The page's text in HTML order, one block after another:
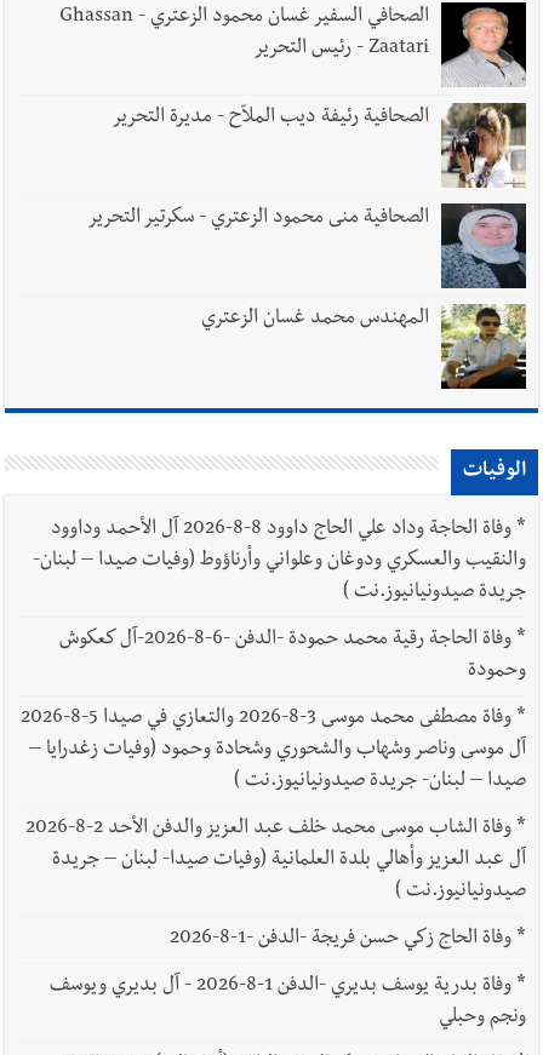
الصحافي السفير غسان محمود الزعتري - Ghassan
Zaatari - رئيس التحرير
الصحافية رئيفة ديب الملاّح - مديرة التحرير
الصحافية منى محمود الزعتري - سكرتير التحرير
المهندس محمد غسان الزعتري
الوفيات
*
وفاة الحاجة وداد علي الحاج داوود 8-8-2026 آل الأحمد وداوود
والنقيب والعسكري ودوغان وعلواني وأرناؤوط (وفيات صيدا – لبنان-
جريدة صيدونيانيوز.نت )
*
وفاة الحاجة رقية محمد حمودة -الدفن -6-8-2026-آل كعكوش
وحمودة
*
وفاة مصطفى محمد موسى 3-8-2026 والتعازي في صيدا 5-8-2026
آل موسى وناصر وشهاب والشحوري وشحادة وحمود (وفيات زغدرايا –
صيدا – لبنان- جريدة صيدونيانيوز.نت )
*
وفاة الشاب موسى محمد خلف عبد العزيز والدفن الأحد 2-8-2026
آل عبد العزيز وأهالي بلدة العلمانية (وفيات صيدا- لبنان – جريدة
صيدونيانيوز.نت )
*وفاة الحاج زكي حسن فريجة -الدفن -1-8-2026
*
وفاة بدرية يوسف بديري -الدفن 1-8-2026 - آل بديري ويوسف
ونجم وحبلي